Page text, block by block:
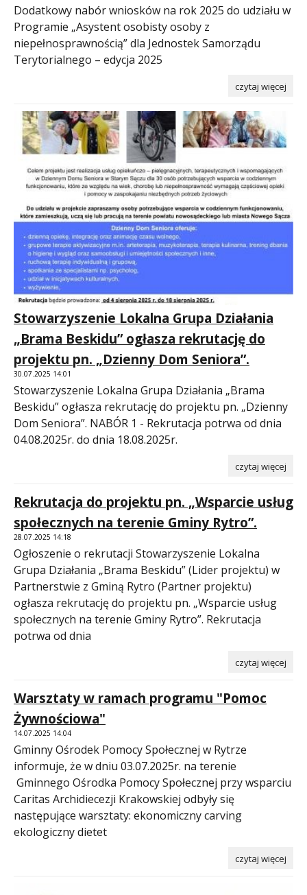
Dodatkowy nabór wniosków na rok 2025 do udziału w
Programie „Asystent osobisty osoby z
niepełnosprawnością” dla Jednostek Samorządu
Terytorialnego – edycja 2025
czytaj więcej
Stowarzyszenie Lokalna Grupa Działania
„Brama Beskidu” ogłasza rekrutację do
projektu pn. „Dzienny Dom Seniora”.
30.07.2025 14:01
Stowarzyszenie Lokalna Grupa Działania „Brama
Beskidu” ogłasza rekrutację do projektu pn. „Dzienny
Dom Seniora”. NABÓR 1 - Rekrutacja potrwa od dnia
04.08.2025r. do dnia 18.08.2025r.
czytaj więcej
Rekrutacja do projektu pn. „Wsparcie usług
społecznych na terenie Gminy Rytro”.
28.07.2025 14:18
Ogłoszenie o rekrutacji Stowarzyszenie Lokalna
Grupa Działania „Brama Beskidu” (Lider projektu) w
Partnerstwie z Gminą Rytro (Partner projektu)
ogłasza rekrutację do projektu pn. „Wsparcie usług
społecznych na terenie Gminy Rytro”. Rekrutacja
potrwa od dnia
czytaj więcej
Warsztaty w ramach programu "Pomoc
Żywnościowa"
14.07.2025 14:04
Gminny Ośrodek Pomocy Społecznej w Rytrze
informuje, że w dniu 03.07.2025r. na terenie
Gminnego Ośrodka Pomocy Społecznej przy wsparciu
Caritas Archidiecezji Krakowskiej odbyły się
następujące warsztaty: ekonomiczny carving
ekologiczny dietet
czytaj więcej